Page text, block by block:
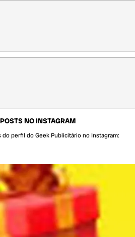
NO INSTAGRAM
perfil do Geek Publicitário no Instagram: